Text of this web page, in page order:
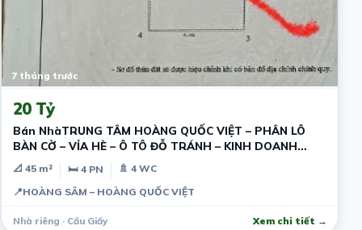
7 tháng trước
20 Tỷ
Bán NhàTRUNG TÂM HOÀNG QUỐC VIỆT – PHÂN LÔ
BÀN CỜ – VỈA HÈ – Ô TÔ ĐỖ TRÁNH – KINH DOANH
ĐỈNH
📐 45 m² 🛏 4 PN
🚿 4 WC
📍HOÀNG SÂM – HOÀNG QUỐC VIỆT
Nhà riêng · Cầu Giấy Xem chi tiết →